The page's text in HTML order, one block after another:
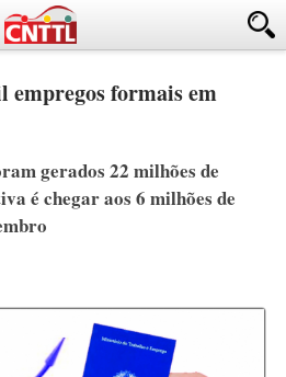
formais em
gerados 22 milhões de
é chegar aos 6 milhões de